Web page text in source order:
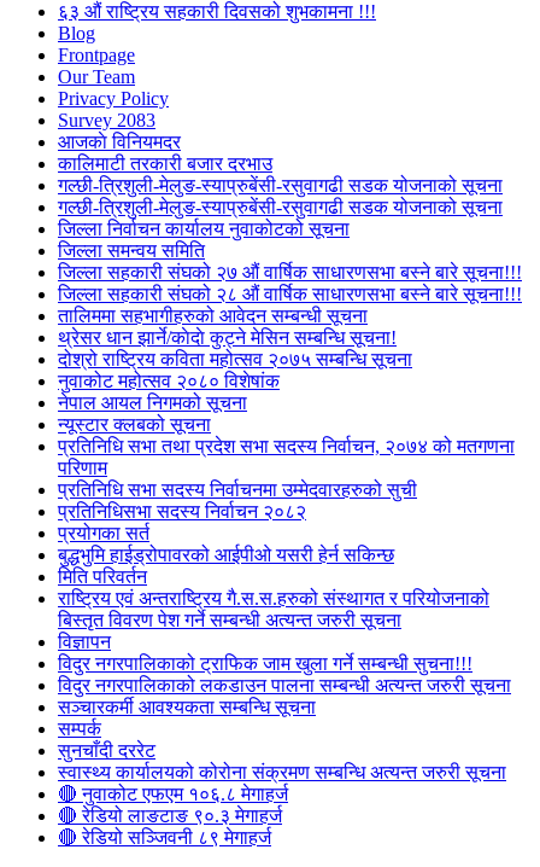
६३ औं राष्ट्रिय सहकारी दिवसको शुभकामना !!!
Blog
Frontpage
Our Team
Privacy Policy
Survey 2083
आजकाे विनियमदर
कालिमाटी तरकारी बजार दरभाउ
गल्छी-त्रिशुली-मेलुङ-स्याप्रुबेंसी-रसुवागढी सडक योजनाको सूचना
गल्छी-त्रिशुली-मेलुङ-स्याप्रुबेंसी-रसुवागढी सडक योजनाको सूचना
जिल्ला निर्वाचन कार्यालय नुवाकोटको सूचना
जिल्ला समन्वय समिति
जिल्ला सहकारी संघको २७ औं वार्षिक साधारणसभा बस्ने बारे सूचना!!!
जिल्ला सहकारी संघको २८ औं वार्षिक साधारणसभा बस्ने बारे सूचना!!!
तालिममा सहभागीहरुको आवेदन सम्बन्धी सूचना
थ्रेसर धान झार्ने/काेदाे कुट्ने मेसिन सम्बन्धि सूचना!
दोश्रो राष्ट्रिय कविता महोत्सव २०७५ सम्बन्धि सूचना
नुवाकोट महोत्सव २०८० विशेषांक
नेपाल आयल निगमको सूचना
न्यूस्टार क्लबको सूचना
प्रतिनिधि सभा तथा प्रदेश सभा सदस्य निर्वाचन, २०७४ को मतगणना
परिणाम
प्रतिनिधि सभा सदस्य निर्वाचनमा उम्मेदवारहरुको सुची
प्रतिनिधिसभा सदस्य निर्वाचन २०८२
प्रयोगका सर्त
बुद्धभुमि हाईड्रोपावरको आईपीओ यसरी हेर्न सकिन्छ
मिति परिवर्तन
राष्ट्रिय एवं अन्तराष्ट्रिय गै.स.स.हरुको संस्थागत र परियोजनाको
बिस्तृत विवरण पेश गर्ने सम्बन्धी अत्यन्त जरुरी सूचना
विज्ञापन
विदुर नगरपालिकाको ट्राफिक जाम खुला गर्ने सम्बन्धी सुचना!!!
विदुर नगरपालिकाको लकडाउन पालना सम्बन्धी अत्यन्त जरुरी सूचना
सञ्चारकर्मी आवश्यकता सम्बन्धि सूचना
सम्पर्क
सुनचाँदी दररेट
स्वास्थ्य कार्यालयको कोरोना संक्रमण सम्बन्धि अत्यन्त जरुरी सूचना
🔴 नुवाकोट एफएम १०६.८ मेगाहर्ज
🔴 रेडियो लाङटाङ ९०.३ मेगाहर्ज
🔴 रेडियो सञ्जिवनी ८९ मेगाहर्ज